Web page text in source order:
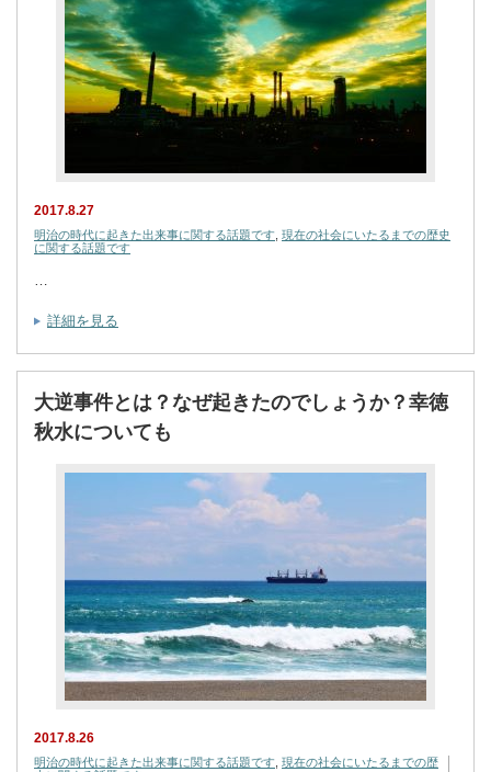
2017.8.27
明治の時代に起きた出来事に関する話題です 現在の社会にいたるまでの歴史
に関する話題です
…
詳細を見る
大逆事件とは？なぜ起きたのでしょうか？幸徳
秋水についても
2017.8.26
明治の時代に起きた出来事に関する話題です 現在の社会にいたるまでの歴